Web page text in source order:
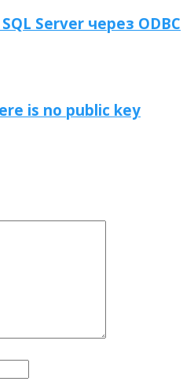
Server через ODBC
is no public key